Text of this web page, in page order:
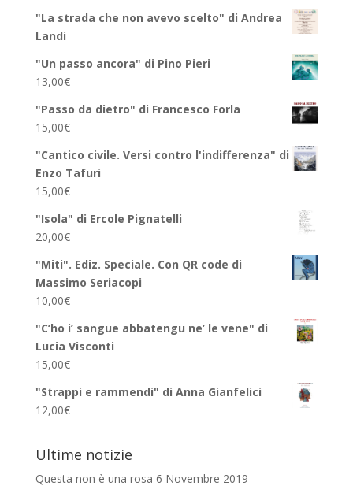
"La strada che non avevo scelto" di Andrea
Landi
"Un passo ancora" di Pino Pieri
13,00€
"Passo da dietro" di Francesco Forla
15,00€
"Cantico civile. Versi contro l'indifferenza" di
Enzo Tafuri
15,00€
"Isola" di Ercole Pignatelli
20,00€
"Miti". Ediz. Speciale. Con QR code di
Massimo Seriacopi
10,00€
"C’ho i’ sangue abbatengu ne’ le vene" di
Lucia Visconti
15,00€
"Strappi e rammendi" di Anna Gianfelici
12,00€
Ultime notizie
Questa non è una rosa 6 Novembre 2019